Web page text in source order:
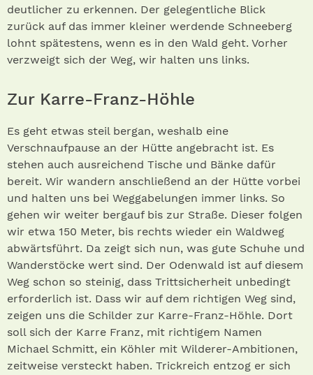
deutlicher zu erkennen. Der gelegentliche Blick
zurück auf das immer kleiner werdende Schneeberg
lohnt spätestens, wenn es in den Wald geht. Vorher
verzweigt sich der Weg, wir halten uns links.
Zur Karre-Franz-Höhle
Es geht etwas steil bergan, weshalb eine
Verschnaufpause an der Hütte angebracht ist. Es
stehen auch ausreichend Tische und Bänke dafür
bereit. Wir wandern anschließend an der Hütte vorbei
und halten uns bei Weggabelungen immer links. So
gehen wir weiter bergauf bis zur Straße. Dieser folgen
wir etwa 150 Meter, bis rechts wieder ein Waldweg
abwärtsführt. Da zeigt sich nun, was gute Schuhe und
Wanderstöcke wert sind. Der Odenwald ist auf diesem
Weg schon so steinig, dass Trittsicherheit unbedingt
erforderlich ist. Dass wir auf dem richtigen Weg sind,
zeigen uns die Schilder zur Karre-Franz-Höhle. Dort
soll sich der Karre Franz, mit richtigem Namen
Michael Schmitt, ein Köhler mit Wilderer-Ambitionen,
zeitweise versteckt haben. Trickreich entzog er sich